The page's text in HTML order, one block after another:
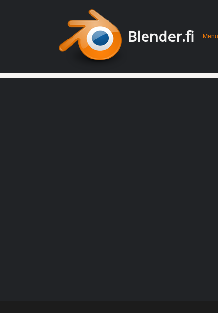
Blender.fi Menu